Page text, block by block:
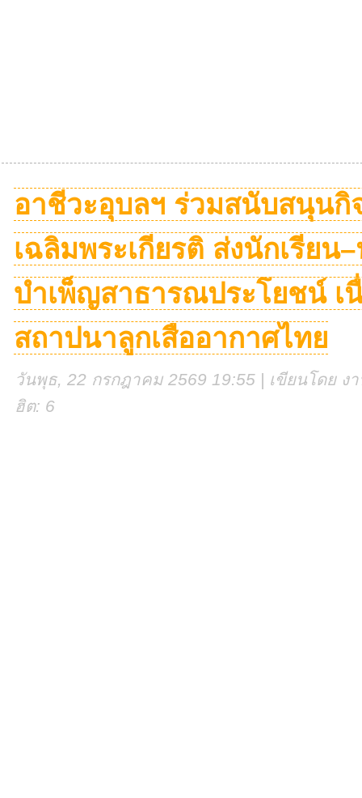
อาชีวะอุบลฯ ร่วมสนับสนุนกิ
เฉลิมพระเกียรติ ส่งนักเรียน
บำเพ็ญสาธารณประโยชน์ เ
สถาปนาลูกเสืออากาศไทย
วันพุธ, 22 กรกฎาคม 2569 19:55 | เขียนโดย ง
ฮิต: 6